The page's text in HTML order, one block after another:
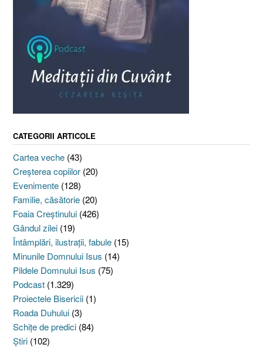
CATEGORII ARTICOLE
Cartea veche (43)
Creşterea copiilor (20)
Evenimente (128)
Familie, căsătorie (20)
Foaia Creştinului (426)
Gândul zilei (19)
Întâmplări, ilustraţii, fabule (15)
Minunile Domnului Isus (14)
Pildele Domnului Isus (75)
Podcast (1.329)
Proiectele Bisericii (1)
Roada Duhului (3)
Schiţe de predici (84)
Ştiri (102)